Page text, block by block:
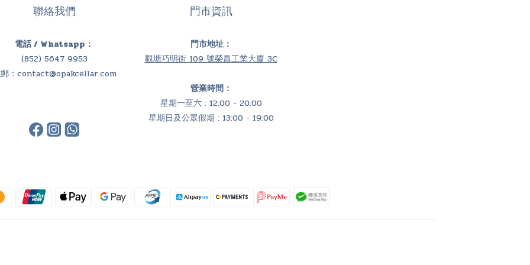
聯絡我們
電話 / Whatsapp：
(852) 5647 9953
： contact@opakcellar.com
門市資訊
門市地址：
觀塘巧明街 109 號榮昌工業大廈 3C
營業時間：
星期一至六 : 12:00 - 20:00
星期日及公眾假期 : 13:00 - 19:00